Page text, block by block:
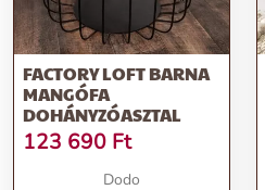
FACTORY LOFT BARNA
MANGÓFA
DOHÁNYZÓASZTAL
123 690 Ft
Dodo